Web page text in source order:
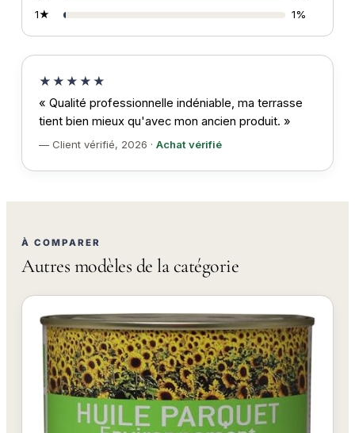
1★
1%
★★★★★
« Qualité professionnelle indéniable, ma terrasse
tient bien mieux qu'avec mon ancien produit. »
— Client vérifié, 2026 · Achat vérifié
À COMPARER
Autres modèles de la catégorie